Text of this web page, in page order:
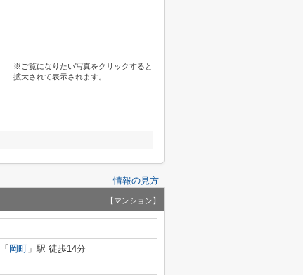
※ご覧になりたい写真をクリックすると
拡大されて表示されます。
情報の見方
【マンション】
「 岡町 」駅 徒歩14分